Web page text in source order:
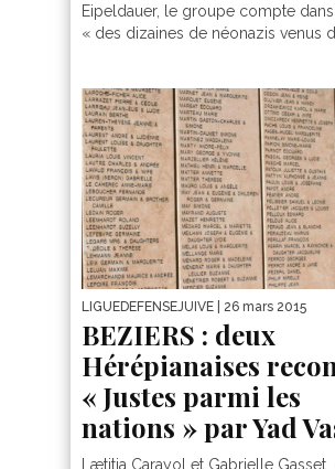
Eipeldauer, le groupe compte
« des dizaines de néonazis venus
LIGUEDEFENSEJUIVE | 26 mars 2015
BEZIERS : deux
Hérépianaises
« Justes parmi les
nations » par Yad
Lætitia Carayol et Gabrielle Gasset,